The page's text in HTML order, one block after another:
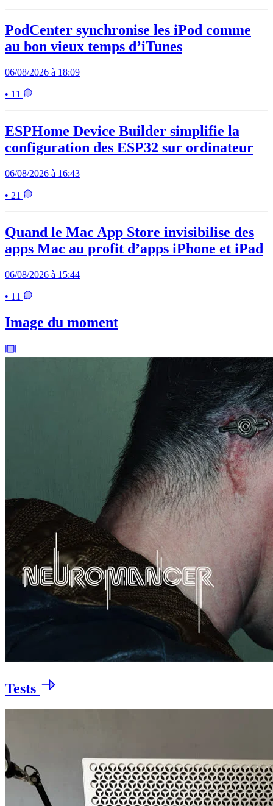
PodCenter synchronise les iPod comme
au bon vieux temps d’iTunes
06/08/2026 à 18:09
• 11
ESPHome Device Builder simplifie la
configuration des ESP32 sur ordinateur
06/08/2026 à 16:43
• 21
Quand le Mac App Store invisibilise des
apps Mac au profit d’apps iPhone et iPad
06/08/2026 à 15:44
• 11
Image du moment
Tests